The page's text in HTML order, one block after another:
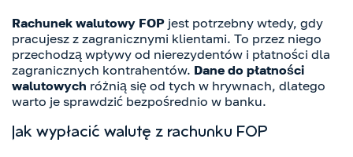
Rachunek walutowy FOP jest potrzebny wtedy, gdy
pracujesz z zagranicznymi klientami. To przez niego
przechodzą wpływy od nierezydentów i płatności dla
zagranicznych kontrahentów. Dane do płatności
walutowych różnią się od tych w hrywnach, dlatego
warto je sprawdzić bezpośrednio w banku.
Jak wypłacić walutę z rachunku FOP